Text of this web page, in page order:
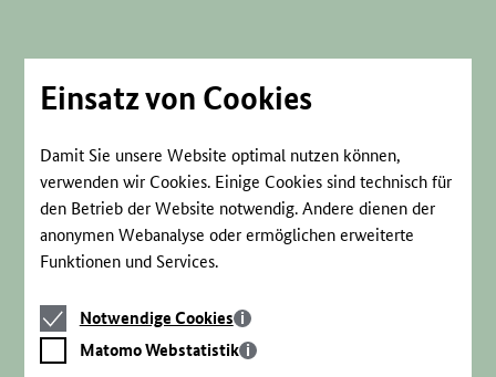
Einsatz von Cookies
Damit Sie unsere Website optimal nutzen können,
verwenden wir Cookies. Einige Cookies sind technisch für
den Betrieb der Website notwendig. Andere dienen der
anonymen Webanalyse oder ermöglichen erweiterte
Funktionen und Services.
Notwendige
Cookies
Notwendige Cookies
Matomo
Webstatistik
Matomo Webstatistik